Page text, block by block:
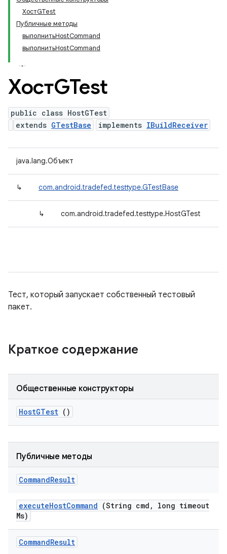
ХостGTest
Публичные методы
выполнитьHostCommand
выполнитьHostCommand
ХостGTest
public class HostGTest
extends GTestBase implements IBuildReceiver
java.lang.Объект
↳ com.android.tradefed.testtype.GTestBase
↳ com.android.tradefed.testtype.HostGTest
Тест, который запускает собственный тестовый
пакет.
Краткое содержание
Общественные конструкторы
HostGTest ()
Публичные методы
CommandResult
executeHostCommand (String cmd ,
long timeout
Ms)
CommandResult